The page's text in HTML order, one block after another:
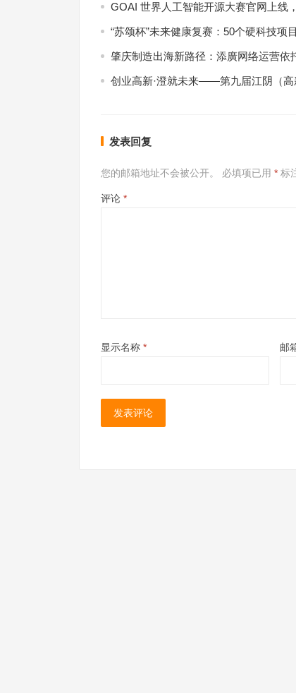
GOAI 世界人工智能开源大赛官网上线
“苏颂杯”未来健康复赛：50个硬科技项
肇庆制造出海新路径：添廣网络运营
创业高新·澄就未来——第九届江阴（高
发表回复
您的邮箱地址不会被公开。 必填项已用 * 标
评论 *
显示名称 * 邮